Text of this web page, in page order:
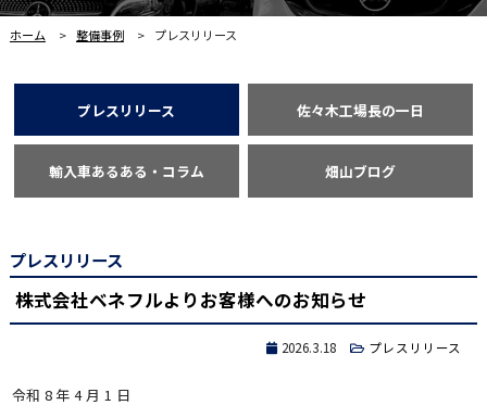
ホーム 整備事例 プレスリリース
プレスリリース 佐々木工場長の一日
輸入車あるある・コラム 畑山ブログ
プレスリリース
株式会社ベネフルよりお客様へのお知らせ
2026.3.18 プレスリリース
令和 8 年 4 月 1 日